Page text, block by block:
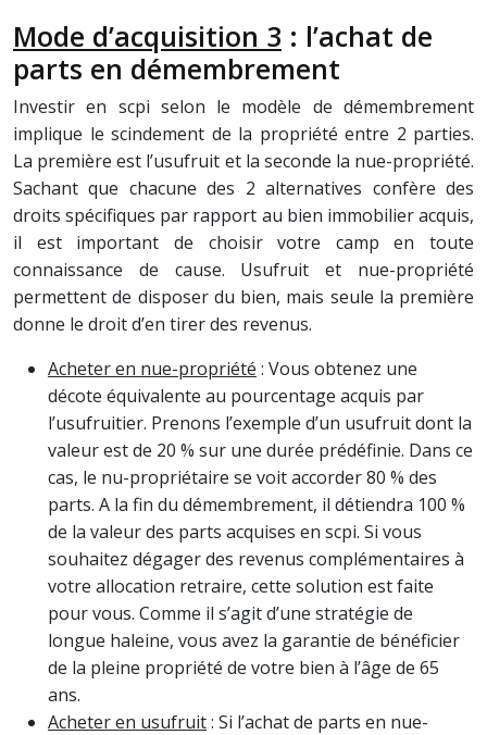
Mode d’acquisition 3 : l’achat de
parts en démembrement
Investir en scpi selon le modèle de démembrement
implique le scindement de la propriété entre 2 parties.
La première est l’usufruit et la seconde la nue-propriété.
Sachant que chacune des 2 alternatives confère des
droits spécifiques par rapport au bien immobilier acquis,
il est important de choisir votre camp en toute
connaissance de cause. Usufruit et nue-propriété
permettent de disposer du bien, mais seule la première
donne le droit d’en tirer des revenus.
Acheter en nue-propriété : Vous obtenez une
décote équivalente au pourcentage acquis par
l’usufruitier. Prenons l’exemple d’un usufruit dont la
valeur est de 20 % sur une durée prédéfinie. Dans ce
cas, le nu-propriétaire se voit accorder 80 % des
parts. A la fin du démembrement, il détiendra 100 %
de la valeur des parts acquises en scpi. Si vous
souhaitez dégager des revenus complémentaires à
votre allocation retraire, cette solution est faite
pour vous. Comme il s’agit d’une stratégie de
longue haleine, vous avez la garantie de bénéficier
de la pleine propriété de votre bien à l’âge de 65
ans.
Acheter en usufruit: Si l’achat de parts en nue-